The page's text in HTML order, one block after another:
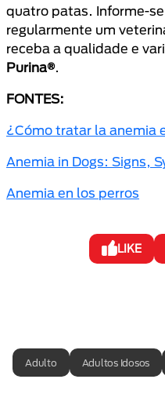
quatro patas. Informe-
regularmente um
receba a qualidade e
Purina®.
FONTES:
¿Cómo tratar la anemia
Anemia in Dogs: Signs,
Anemia en los perros
LIKE
Adulto Adultos Idosos